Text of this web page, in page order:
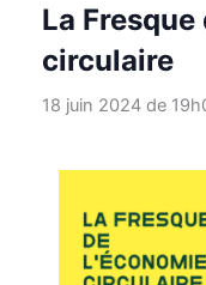
La Fresque
circulaire
18 juin 2024 de